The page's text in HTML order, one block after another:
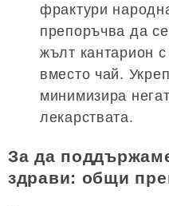
фрактури
препоръчва да
жълт кантарион
вместо чай.
минимизира
лекарствата.
За да
здрави: общи